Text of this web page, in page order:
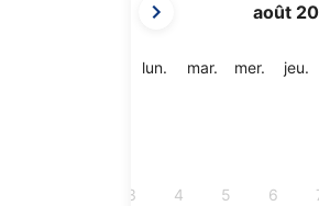
mois
sont
août
lun. lundimar. mardi
mer. mercredi
jeu.
3 4 5 6